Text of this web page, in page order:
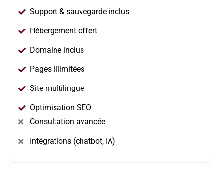
Support & sauvegarde inclus
Hébergement offert
Domaine inclus
Pages illimitées
Site multilingue
Optimisation SEO
Consultation avancée
Intégrations (chatbot, IA)